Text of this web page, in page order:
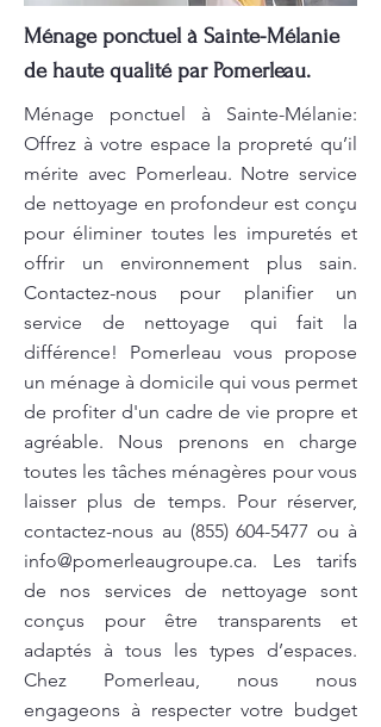
Ménage ponctuel à Sainte-Mélanie
de haute qualité par Pomerleau.
Ménage ponctuel à Sainte-Mélanie:
Offrez à votre espace la propreté qu’il
mérite avec Pomerleau. Notre service
de nettoyage en profondeur est conçu
pour éliminer toutes les impuretés et
offrir un environnement plus sain.
Contactez-nous pour planifier un
service de nettoyage qui fait la
différence! Pomerleau vous propose
un ménage à domicile qui vous permet
de profiter d'un cadre de vie propre et
agréable. Nous prenons en charge
toutes les tâches ménagères pour vous
laisser plus de temps. Pour réserver,
contactez-nous au (855) 604-5477 ou à
info@pomerleaugroupe.ca. Les tarifs
de nos services de nettoyage sont
conçus pour être transparents et
adaptés à tous les types d’espaces.
Chez Pomerleau, nous nous
engageons à respecter votre budget